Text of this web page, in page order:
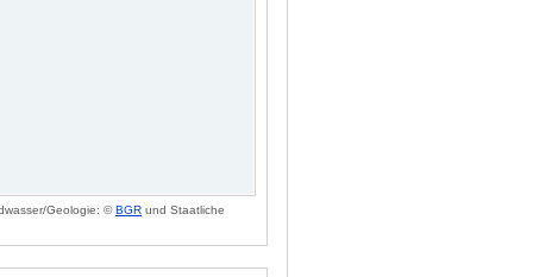
Geologie: ©BGR und Staatliche